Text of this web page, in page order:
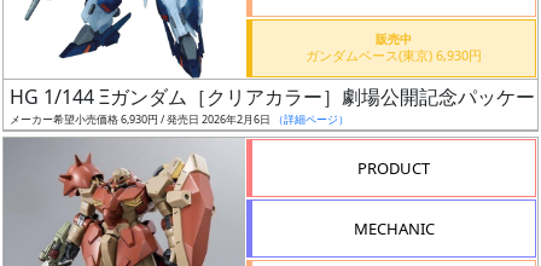
店
舗
販売中
ガンダムベース(東京) 6,930円
HG 1/144 Ξガンダム［クリアカラー］劇場公開記念パッケー
メーカー希望小売価格 6,930円 / 発売日 2026年2月6日 （詳細ページ）
PRODUCT
MECHANIC